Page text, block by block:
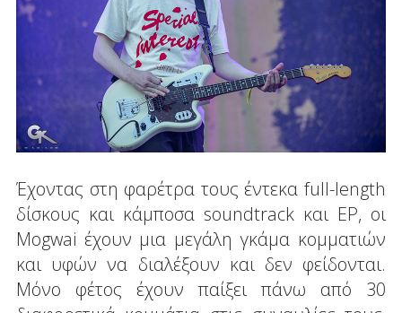
Έχοντας στη φαρέτρα τους έντεκα full-length
δίσκους και κάμποσα soundtrack και EP, οι
Mogwai έχουν μια μεγάλη γκάμα κομματιών
και υφών να διαλέξουν και δεν φείδονται.
Μόνο φέτος έχουν παίξει πάνω από 30